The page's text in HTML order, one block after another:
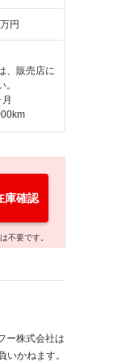
万円
、販売店に
庫確認
不要です。
ー株式会社は
かねます。